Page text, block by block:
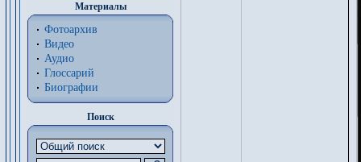
Материалы
Фотоархив
Видео
Аудио
Глоссарий
Биографии
Поиск